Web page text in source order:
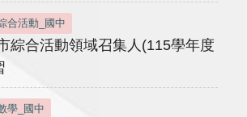
合活動_國中
綜合活動領域召集人(115學年度
學_國中